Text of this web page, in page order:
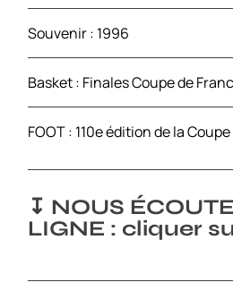
Souvenir : 1996
Basket : Finales Coupe de
FOOT : 110e édition de la
↧ NOUS
LIGNE : cliquer